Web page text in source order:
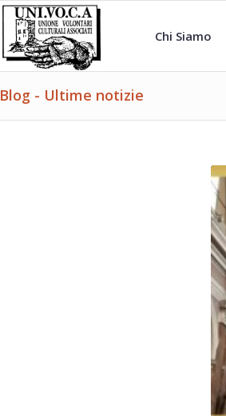
Chi Siamo
Blog - Ultime notizie